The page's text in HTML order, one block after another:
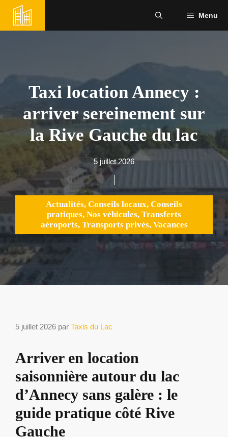
contenu
Menu
Taxi location Annecy :
arriver sereinement sur
la Rive Gauche du lac
5 juillet 2026
Actualités, Conseils locaux, Conseils
pratiques, Nos véhicules, Transferts
aéroports, Transports privés, Vacances
5 juillet 2026 par Taxis du Lac
Arriver en location
saisonnière autour du lac
d’Annecy sans galère : le
guide pratique côté Rive
Gauche